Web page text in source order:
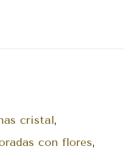
cristal,
con flores,